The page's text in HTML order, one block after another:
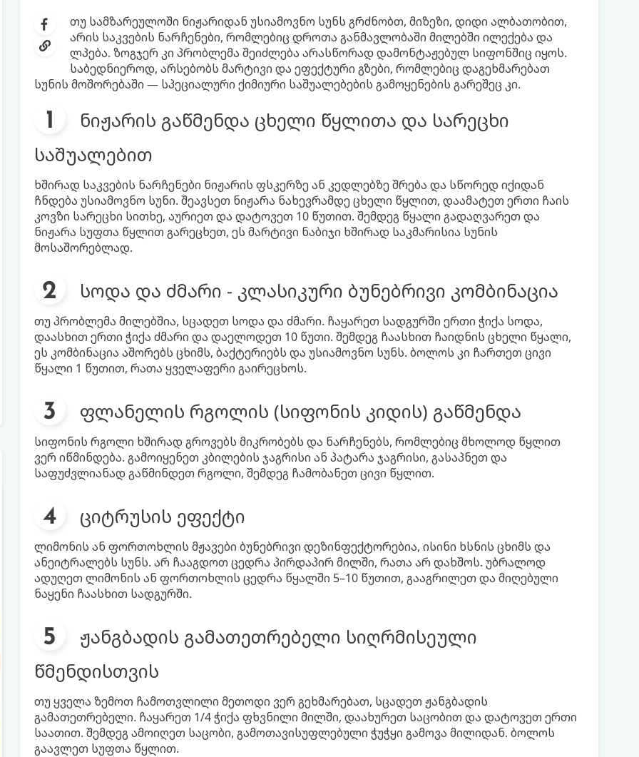
თუ სამზარეულოში ნიჟარიდან უსიამოვნო სუნს გრძნობთ, მიზეზი, დიდი ალბათობით,
არის საკვების ნარჩენები, რომლებიც დროთა განმავლობაში მილებში ილექება და
ლპება. ზოგჯერ კი პრობლემა შეიძლება არასწორად დამონტაჟებულ სიფონშიც იყოს.
საბედნიეროდ, არსებობს მარტივი და ეფექტური გზები, რომლებიც დაგეხმარებათ
სუნის მოშორებაში — სპეციალური ქიმიური საშუალებების გამოყენების გარეშეც კი.
ნიჟარის გაწმენდა ცხელი წყლითა და სარეცხი
საშუალებით
ხშირად საკვების ნარჩენები ნიჟარის ფსკერზე ან კედლებზე შრება და სწორედ იქიდან
ჩნდება უსიამოვნო სუნი. შეავსეთ ნიჟარა ნახევრამდე ცხელი წყლით, დაამატეთ ერთი ჩაის
კოვზი სარეცხი სითხე, აურიეთ და დატოვეთ 10 წუთით. შემდეგ წყალი გადაღვარეთ და
ნიჟარა სუფთა წყლით გარეცხეთ, ეს მარტივი ნაბიჯი ხშირად საკმარისია სუნის
მოსაშორებლად.
სოდა და ძმარი - კლასიკური ბუნებრივი კომბინაცია
თუ პრობლემა მილებშია, სცადეთ სოდა და ძმარი. ჩაყარეთ სადგურში ერთი ჭიქა სოდა,
დაასხით ერთი ჭიქა ძმარი და დაელოდეთ 10 წუთი. შემდეგ ჩაასხით ჩაიდნის ცხელი წყალი,
ეს კომბინაცია აშორებს ცხიმს, ბაქტერიებს და უსიამოვნო სუნს. ბოლოს კი ჩართეთ ცივი
წყალი 1 წუთით, რათა ყველაფერი გაირეცხოს.
ფლანელის რგოლის (სიფონის კიდის) გაწმენდა
სიფონის რგოლი ხშირად გროვებს მიკრობებს და ნარჩენებს, რომლებიც მხოლოდ წყლით
ვერ იწმინდება. გამოიყენეთ კბილების ჯაგრისი ან პატარა ჯაგრისი, გასაპნეთ და
საფუძვლიანად გაწმინდეთ რგოლი, შემდეგ ჩამობანეთ ცივი წყლით.
ციტრუსის ეფექტი
ლიმონის ან ფორთოხლის მჟავები ბუნებრივი დეზინფექტორებია, ისინი ხსნის ცხიმს და
ანეიტრალებს სუნს. არ ჩააგდოთ ცედრა პირდაპირ მილში, რათა არ დახშოს. უბრალოდ
ადუღეთ ლიმონის ან ფორთოხლის ცედრა წყალში 5–10 წუთით, გააგრილეთ და მიღებული
ნაყენი ჩაასხით სადგურში.
ჟანგბადის გამათეთრებელი სიღრმისეული
წმენდისთვის
თუ ყველა ზემოთ ჩამოთვლილი მეთოდი ვერ გეხმარებათ, სცადეთ ჟანგბადის
გამათეთრებელი. ჩაყარეთ 1/4 ჭიქა ფხვნილი მილში, დაახურეთ საცობით და დატოვეთ ერთი
საათით. შემდეგ ამოიღეთ საცობი, გამოთავისუფლებული ჭუჭყი გამოვა მილიდან. ბოლოს
გაავლეთ სუფთა წყლით.